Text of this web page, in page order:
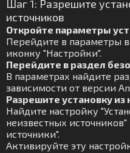
Шаг 1: Разрешите
источников
Откройте параметры
Перейдите в параметры
иконку "Настройки".
Перейдите в раздел
В параметрах найдите
зависимости от версии
Разрешите установку
Найдите настройку
неизвестных
источники".
Активируйте эту